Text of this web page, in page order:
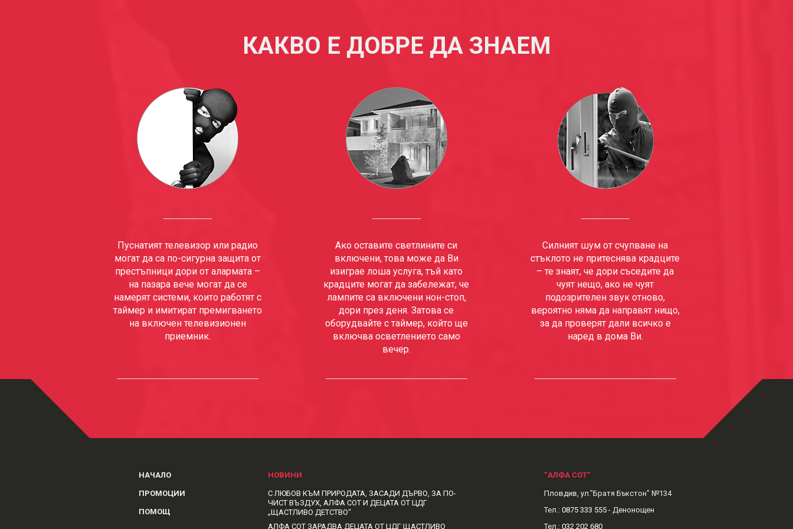
КАКВО Е ДОБРЕ ДА ЗНАЕМ
Пуснатият телевизор или радио
могат да са по-сигурна защита от
престъпници дори от алармата –
на пазара вече могат да се
намерят системи, които работят с
таймер и имитират премигването
на включен телевизионен
приемник.
Ако оставите светлините си
включени, това може да Ви
изиграе лоша услуга, тъй като
крадците могат да забележат, че
лампите са включени нон-стоп,
дори през деня. Затова се
оборудвайте с таймер, който ще
включва осветлението само
вечер.
Силният шум от счупване на
стъклото не притеснява крадците
– те знаят, че дори съседите да
чуят нещо, ако не чуят
подозрителен звук отново,
вероятно няма да направят нищо,
за да проверят дали всичко е
наред в дома Ви.
НАЧАЛО
ПРОМОЦИИ
ПОМОЩ
НОВИНИ
С ЛЮБОВ КЪМ ПРИРОДАТА, ЗАСАДИ ДЪРВО, ЗА ПО-
ЧИСТ ВЪЗДУХ, АЛФА СОТ И ДЕЦАТА ОТ ЦДГ
„ЩАСТЛИВО ДЕТСТВО“
АЛФА СОТ ЗАРАДВА ДЕЦАТА ОТ ЦДГ ЩАСТЛИВО
“АЛФА СОТ”
Пловдив, ул."Братя Бъкстон" №134
Тел.: 0875 333 555- Денонощен
Тел.: 032 202 680